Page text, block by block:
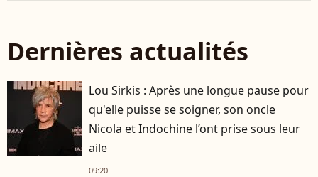
Dernières actualités
Lou Sirkis : Après une longue pause pour
qu'elle puisse se soigner, son oncle
Nicola et Indochine l’ont prise sous leur
aile
09:20